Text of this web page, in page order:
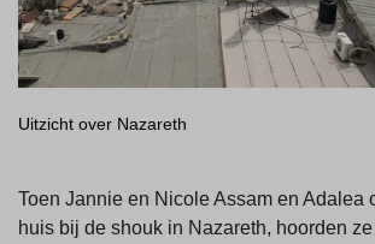
Uitzicht over Nazareth
Toen Jannie en Nicole Assam en Adalea
huis bij de shouk in Nazareth, hoorden